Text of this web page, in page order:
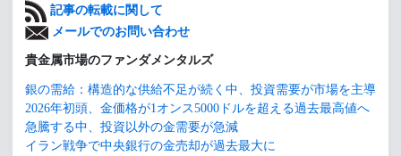
記事の転載に関して
メールでのお問い合わせ
貴金属市場のファンダメンタルズ
銀の需給：構造的な供給不足が続く中、投資需要が市場を主導
2026年初頭、金価格が1オンス5000ドルを超える過去最高値へ
急騰する中、投資以外の金需要が急減
イラン戦争で中央銀行の金売却が過去最大に